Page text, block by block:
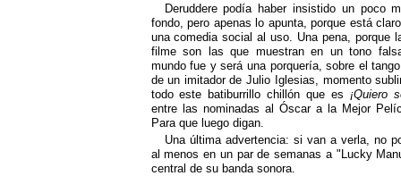
Deruddere podía haber insistido un poco
fondo, pero apenas lo apunta, porque está
una comedia social al uso. Una pena, porque
filme son las que muestran en un tono
mundo fue y será una porquería, sobre el
de un imitador de Julio Iglesias, momento
todo este batiburrillo chillón que es ¡Quiero
entre las nominadas al Óscar a la Mejor
Para que luego digan.
Una última advertencia: si van a verla, no
al menos en un par de semanas a "Lucky
central de su banda sonora.